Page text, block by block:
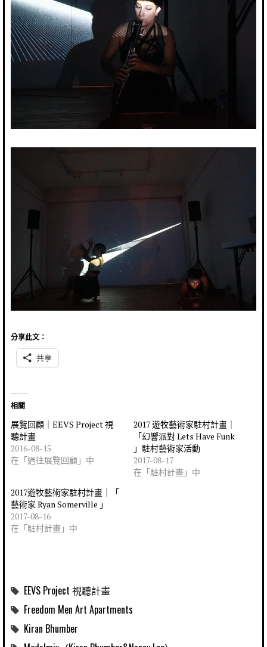
分享此文：
共享
相關
展覽回顧｜EEVS Project 視
聽計畫
2016-08-15
在「過往展覽回顧」中
2017 遊牧藝術家駐村計畫｜
「幻響派對 Lets Have Funk
」駐村藝術家活動
2017-08-17
在「駐村計畫」中
2017遊牧藝術家駐村計畫｜「
藝術家 Ryan Somerville 」
2017-08-16
在「駐村計畫」中
EEVS Project 視聽計畫
Freedom Men Art Apartments
Kiran Bhumber